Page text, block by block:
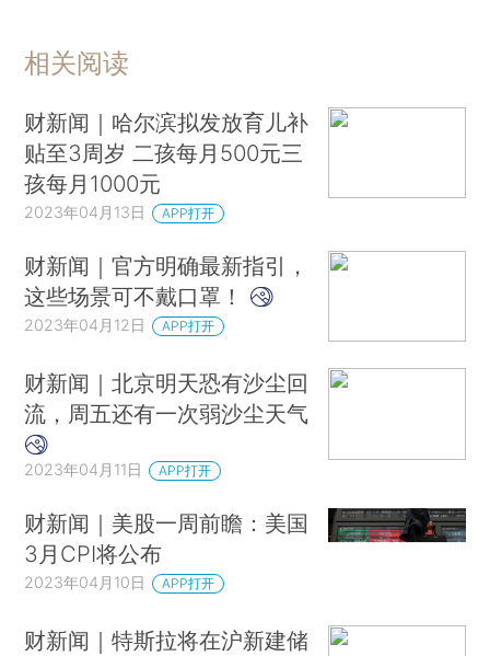
相关阅读
财新闻｜哈尔滨拟发放育儿补
贴至3周岁 二孩每月500元三
孩每月1000元
2023年04月13日 APP打开
财新闻｜官方明确最新指引，
这些场景可不戴口罩！
2023年04月12日 APP打开
财新闻｜北京明天恐有沙尘回
流，周五还有一次弱沙尘天气
2023年04月11日 APP打开
财新闻｜美股一周前瞻：美国
3月CPI将公布
2023年04月10日 APP打开
财新闻｜特斯拉将在沪新建储